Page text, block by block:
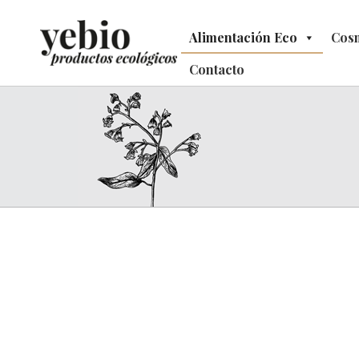
Alimentación Eco
Contacto
Alimentación Eco
Contacto